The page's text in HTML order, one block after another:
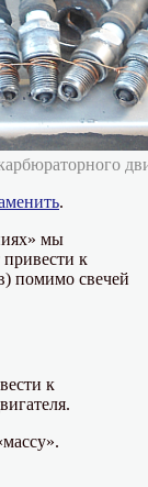
.
мы
к
помимо свечей
к